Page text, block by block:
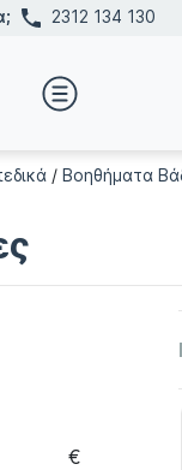
2312 134 130
/ Βοηθήματα
€